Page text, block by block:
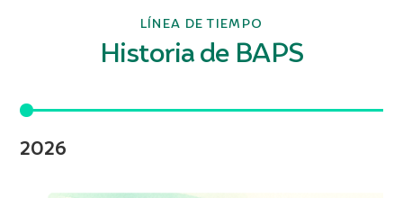
LÍNEA DE TIEMPO
Historia de BAPS
2026